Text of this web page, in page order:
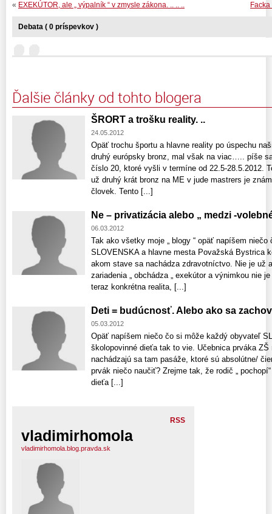
« EXEKÚTOR, ale „ výpalník “ v zmysle zákona. .. .. ..
Debata ( 0 príspevkov )
Ďalšie články od tohto blogera
ŠRORT a trošku reality. ..
24.05.2012
Opäť trochu športu a hlavne reality po úspechu
druhý európsky bronz, mal však na viac….. píše
číslo 20, ktoré vyšli v termíne od 22.5-28.5.2012.
už druhý krát bronz na ME v jude mastrers je
človek. Tento [...]
Ne – privatizácia alebo „ medzi -
06.03.2012
Tak ako všetky moje „ blogy “ opäť napíšem
SLOVENSKA a hlavne mesta Považská Bystrica
akom stave sa nachádza zdravotníctvo. Nie je už
zariadenia „ obchádza „ exekútor a výnimkou nie
teraz konkrétna realita, [...]
Deti = budúcnosť. Alebo ako sa
05.03.2012
Opäť napíšem niečo čo si môže každý obyvateľ
školopovinné dieťa tak to vie. Učebnica prváka
nachádzajú sa tam pasáže, ktoré sú absolútne/
prvák niečo naučiť? Zrejme tak, že rodič „
dieťa [...]
RSS
vladimirhomola
vladimirhomola.blog.pravda.sk